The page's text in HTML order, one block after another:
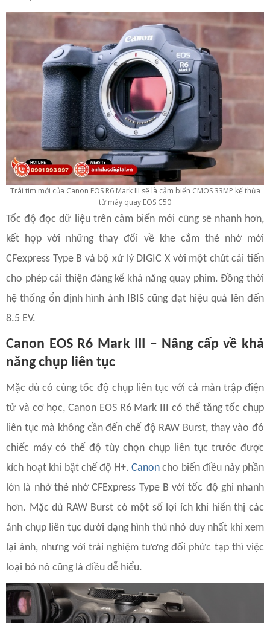
Trái tim mới của Canon EOS R6 Mark III sẽ là cảm biến CMOS 33MP kế thừa
từ máy quay EOS C50
Tốc độ đọc dữ liệu trên cảm biến mới cũng sẽ nhanh hơn,
kết hợp với những thay đổi về khe cắm thẻ nhớ mới
CFexpress Type B và bộ xử lý DIGIC X với một chút cải tiến
cho phép cải thiện đáng kể khả năng quay phim. Đồng thời
hệ thống ổn định hình ảnh IBIS cũng đạt hiệu quả lên đến
8.5 EV.
Canon EOS R6 Mark III – Nâng cấp về khả
năng chụp liên tục
Mặc dù có cùng tốc độ chụp liên tục với cả màn trập điện
tử và cơ học, Canon EOS R6 Mark III có thể tăng tốc chụp
liên tục mà không cần đến chế độ RAW Burst, thay vào đó
chiếc máy có thế độ tùy chọn chụp liên tục trước được
kích hoạt khi bật chế độ H+.Canoncho biến điều này phần
lớn là nhờ thẻ nhớ CFExpress Type B với tốc độ ghi nhanh
hơn. Mặc dù RAW Burst có một số lợi ích khi hiển thị các
ảnh chụp liên tục dưới dạng hình thủ nhỏ duy nhất khi xem
lại ảnh, nhưng với trải nghiệm tương đối phức tạp thì việc
loại bỏ nó cũng là điều dễ hiểu.